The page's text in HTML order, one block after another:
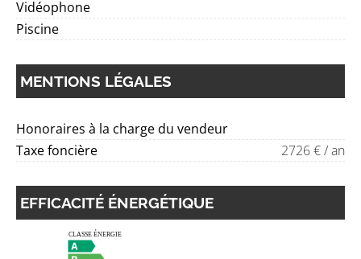
Vidéophone
Piscine
MENTIONS LÉGALES
Honoraires à la charge du vendeur
Taxe foncière
2726 € / an
EFFICACITÉ ÉNERGÉTIQUE